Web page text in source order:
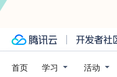
首页 学习 活动